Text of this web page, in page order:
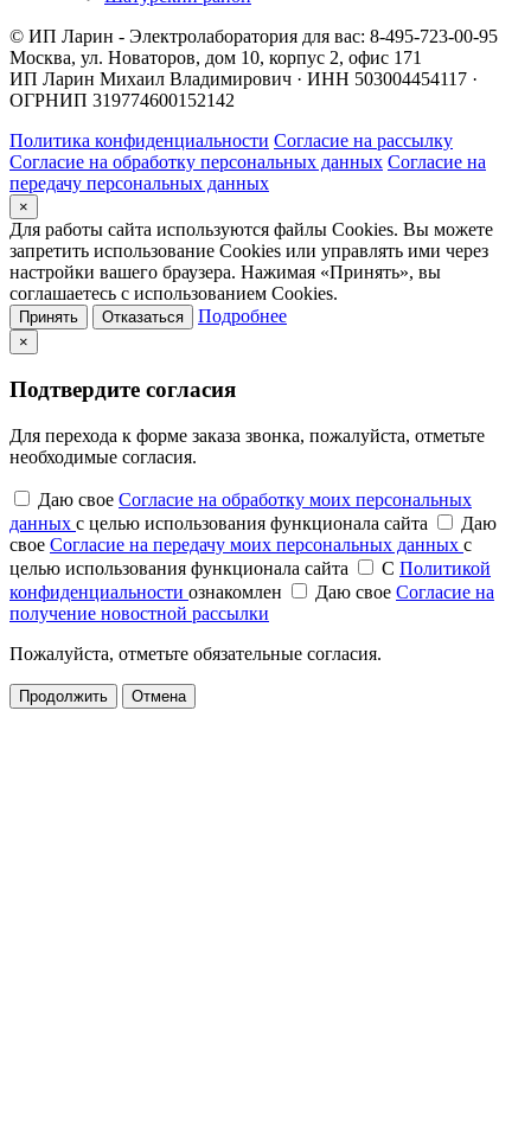
© ИП Ларин - Электролаборатория для вас: 8-495-723-00-95
Москва, ул. Новаторов, дом 10, корпус 2, офис 171
ИП Ларин Михаил Владимирович · ИНН 503004454117 ·
ОГРНИП 319774600152142
Политика конфиденциальности Согласие на рассылку
Согласие на обработку персональных данных Согласие на
передачу персональных данных
×
Для работы сайта используются файлы Cookies. Вы можете
запретить использование Cookies или управлять ими через
настройки вашего браузера. Нажимая «Принять», вы
соглашаетесь с использованием Cookies.
Принять Отказаться Подробнее
×
Подтвердите согласия
Для перехода к форме заказа звонка, пожалуйста, отметьте
необходимые согласия.
Даю свое Согласие на обработку моих персональных
данных с целью использования функционала сайта
Даю
свое Согласие на передачу моих персональных данных с
целью использования функционала сайта
С Политикой
конфиденциальности ознакомлен Даю свое Согласие на
получение новостной рассылки
Пожалуйста, отметьте обязательные согласия.
Продолжить Отмена